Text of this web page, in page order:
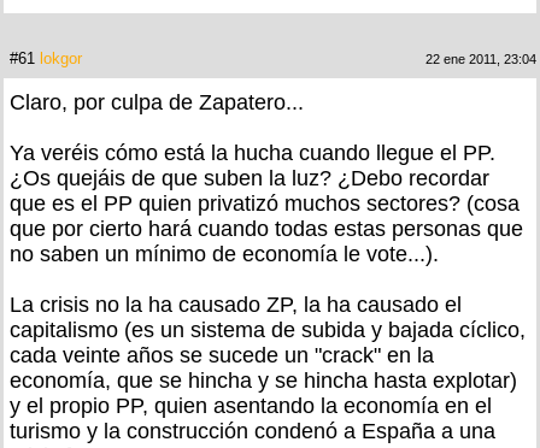
#61 lokgor 22 ene 2011, 23:04
Claro, por culpa de Zapatero...
Ya veréis cómo está la hucha cuando llegue el PP.
¿Os quejáis de que suben la luz? ¿Debo recordar
que es el PP quien privatizó muchos sectores? (cosa
que por cierto hará cuando todas estas personas que
no saben un mínimo de economía le vote...).
La crisis no la ha causado ZP, la ha causado el
capitalismo (es un sistema de subida y bajada cíclico,
cada veinte años se sucede un "crack" en la
economía, que se hincha y se hincha hasta explotar)
y el propio PP, quien asentando la economía en el
turismo y la construcción condenó a España a una